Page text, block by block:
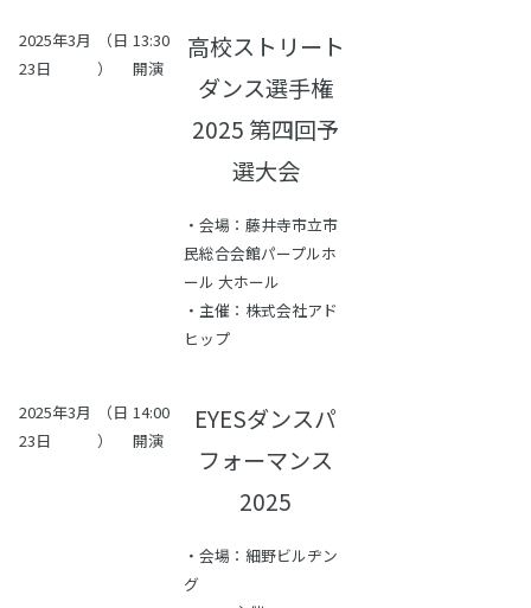
2025年3月
23日
（日
）
13:30
開演
高校ストリート
ダンス選手権
2025 第四回予
選大会
・会場：藤井寺市立市
民総合会館パープルホ
ール 大ホール
・主催：株式会社アド
ヒップ
2025年3月
23日
（日
）
14:00
開演
EYESダンスパ
フォーマンス
2025
・会場：細野ビルヂン
グ